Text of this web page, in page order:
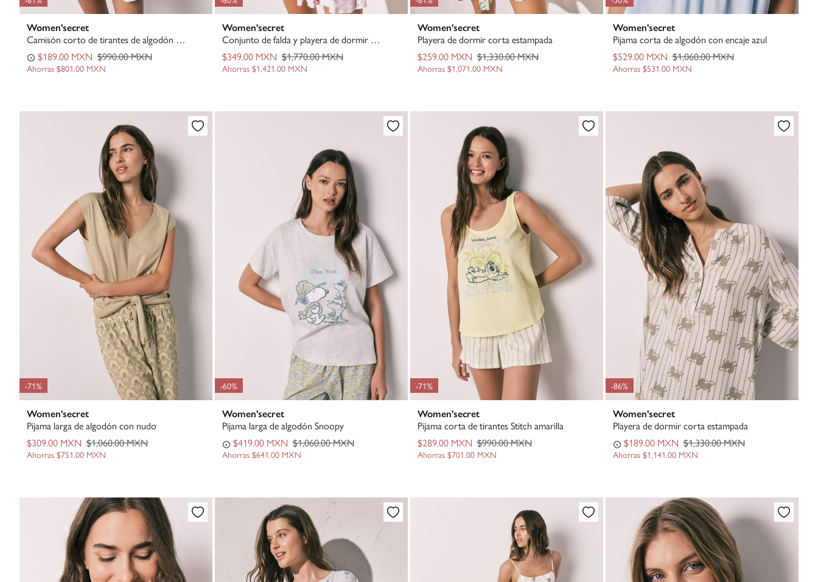
Women'secret
Camisón corto de tirantes de algodón blanco
$189.00 MXN $990.00 MXN
Ahorras $801.00 MXN
Women'secret
Conjunto de falda y playera de dormir estampadas
$349.00 MXN $1,770.00 MXN
Ahorras $1,421.00 MXN
Women'secret
Playera de dormir corta estampada
$259.00 MXN $1,330.00 MXN
Ahorras $1,071.00 MXN
Women'secret
Pijama corta de algodón con encaje azul
$529.00 MXN $1,060.00 MXN
Ahorras $531.00 MXN
-71%
Women'secret
Pijama larga de algodón con nudo
$309.00 MXN $1,060.00 MXN
Ahorras $751.00 MXN
-60%
Women'secret
Pijama larga de algodón Snoopy
$419.00 MXN $1,060.00 MXN
Ahorras $641.00 MXN
-71%
Women'secret
Pijama corta de tirantes Stitch amarilla
$289.00 MXN $990.00 MXN
Ahorras $701.00 MXN
-86%
Women'secret
Playera de dormir corta estampada
$189.00 MXN $1,330.00 MXN
Ahorras $1,141.00 MXN